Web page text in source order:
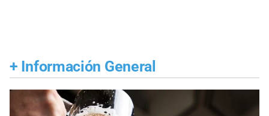
+ Información General